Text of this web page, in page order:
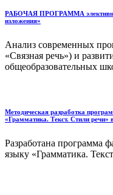
РАБОЧАЯ ПРОГРАММА
изложения»
Анализ современных
«Связная речь») и
общеобразовательных
Методическая разработка
«Грамматика. Текст. Стили речи»
Разработана программа
языку «Грамматика.